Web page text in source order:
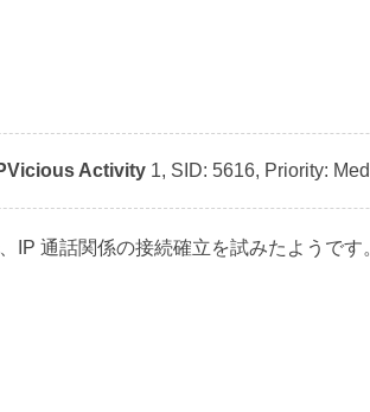
Activity 1, SID: 5616, Priority:
通話関係の接続確立を試みたようです